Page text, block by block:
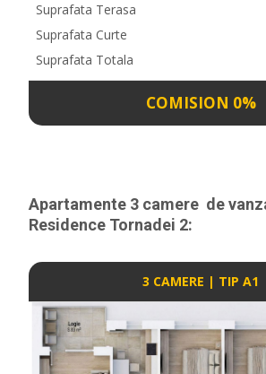
Suprafata Terasa
Suprafata Curte
Suprafata Totala
COMISION 0%
Apartamente 3 camere de
Residence Tornadei 2:
3 CAMERE | TIP A1